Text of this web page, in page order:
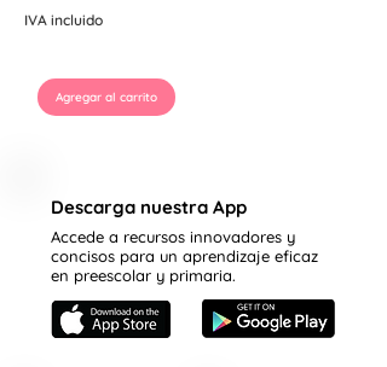
IVA incluido
Agregar al carrito
Descarga nuestra App
Accede a recursos innovadores y
concisos para un aprendizaje eficaz
en preescolar y primaria.